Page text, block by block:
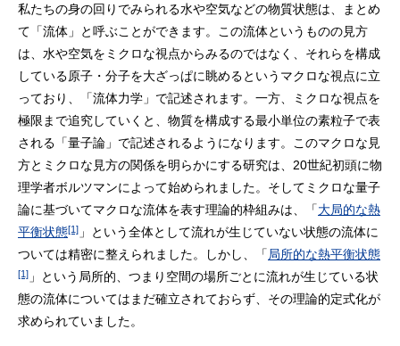
私たちの身の回りでみられる水や空気などの物質状態は、まとめ
て「流体」と呼ぶことができます。この流体というものの見方
は、水や空気をミクロな視点からみるのではなく、それらを構成
している原子・分子を大ざっぱに眺めるというマクロな視点に立
っており、「流体力学」で記述されます。一方、ミクロな視点を
極限まで追究していくと、物質を構成する最小単位の素粒子で表
される「量子論」で記述されるようになります。このマクロな見
方とミクロな見方の関係を明らかにする研究は、20世紀初頭に物
理学者ボルツマンによって始められました。そしてミクロな量子
論に基づいてマクロな流体を表す理論的枠組みは、「大局的な熱
平衡状態[1] 」という全体として流れが生じていない状態の流体に
ついては精密に整えられました。しかし、「 局所的な熱平衡状態
[1] 」という局所的、つまり空間の場所ごとに流れが生じている状
態の流体についてはまだ確立されておらず、その理論的定式化が
求められていました。